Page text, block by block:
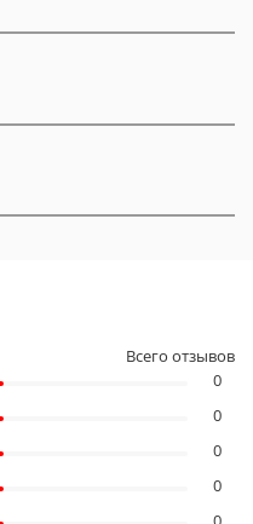
Всего отзывов
0
0
0
0